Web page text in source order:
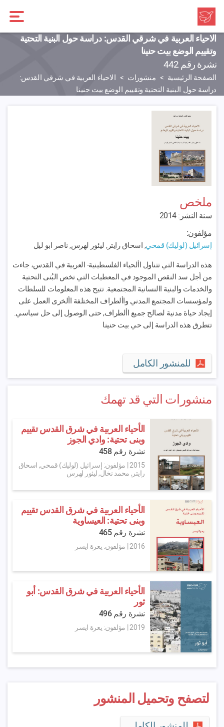
الاحياء العربية في شرقي القدس: دراسة حول البنية التحتية
وتقييم الوضع بيت حنينا
نشرة رقم 442
الصفحة الرئيسية منشورات
الاحياء العربية في شرقي القدس:
دراسة حول البنية التحتية وتقييم الوضع بيت حنينا
ملخص
سنة النشر: 2014
مؤلفون:
إسرائيل (لوليك) قمحي, اسحاق رايتر, ليئور لهرس, ناصر ابو ليل
هذه الدراسة التي تتناول األحياء الفلسطينية- العربية في القدس، جاءت
من أجل سد النقص الموجود في المعطيات التي تخص البُنى التحتية
والخدمات والبنية االنسانية المجتمعية. تتيح هذه المعلومات للسلطات
ولمؤسسات المجتمع المدني واألطراف المختلفة األخرى العمل على
إيجاد حياة مدنية لصالح جميع األطراف, حتى الوصول إلى حل سياسي.
تتطرق هذه الدراسة إلى حي بيت حنينا
للمنشور الكامل
منشورات التي قد تهمك
الأحياء العربية في شرق القدس تقييم
وبنى تحتية: وادي الجوز
نشرة رقم 458
2015
| مؤلفون: إسرائيل (لوليك) قمحي, اسحاق
رايتر, محمد نخال, ليئور لهرس
الأحياء العربية في شرق القدس تقييم
وبنى تحتية: العيساوية
نشرة رقم 465
2016
| مؤلفون: يعرة ايسر
الأحياء العربية في شرق القدس: أبو
ثور
نشرة رقم 496
2019
| مؤلفون: يعرة ايسر
لتصفح وتحميل المنشور